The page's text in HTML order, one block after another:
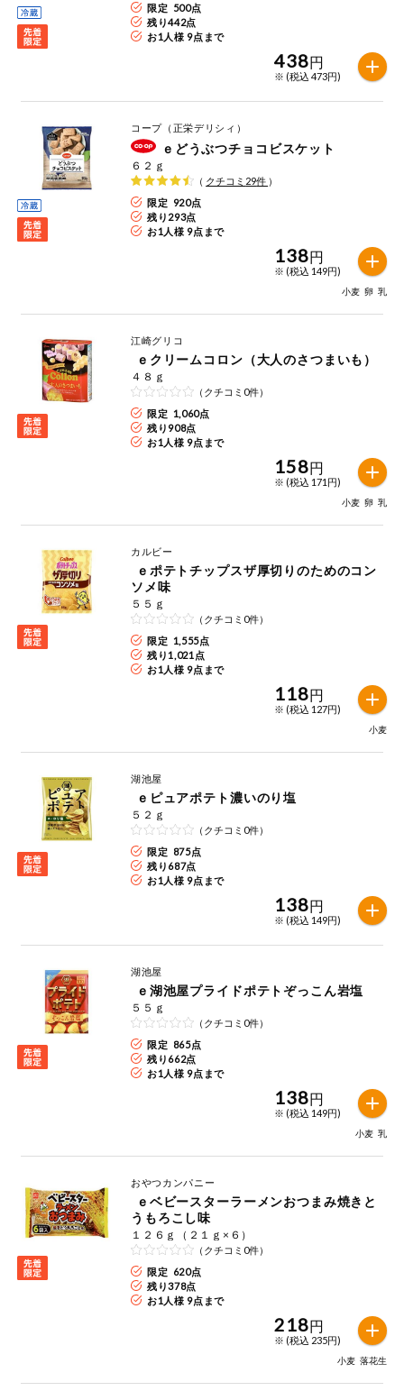
限定 500点
残り442点
お1人様 9点まで
438円
※ (税込 473円)
コープ（正栄デリシィ）
ｅどうぶつチョコビスケット
６２ｇ
（ クチコミ 29件 ）
限定 920点
残り 293点
お1人様 9点まで
138円
※ (税込 149円)
小麦 卵 乳
江崎グリコ
ｅクリームコロン（大人のさつまいも）
４８ｇ
（クチコミ0件）
限定 1,060点
残り 908点
お1人様 9点まで
158円
※ (税込 171円)
小麦 卵 乳
カルビー
ソメ味
５５ｇ
（クチコミ0件）
限定 1,555点
残り1,021 点
お1人様 9点まで
118円
※ (税込 127円)
小麦
湖池屋
ｅピュアポテト濃いのり塩
５２ｇ
（クチコミ0件）
限定 875点
残り 687点
お1人様 9点まで
138円
※ (税込 149円)
湖池屋
ｅ湖池屋プライドポテトぞっこん岩塩
５５ｇ
（クチコミ0件）
限定 865点
残り 662点
お1人様 9点まで
138円
※ (税込 149円)
小麦 乳
おやつカンパニー
うもろこし味
１２６ｇ（２１ｇ×６）
（クチコミ0件）
限定 620点
残り378点
お1人様 9点まで
218円
※ (税込 235円)
小麦 落花生